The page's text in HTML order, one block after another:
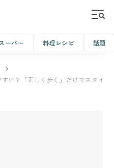
ーパー 料理レシピ 話題
い？「正しく歩く」だけでスタイ